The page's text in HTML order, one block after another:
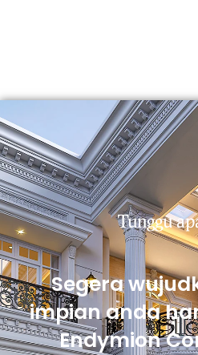
Tunggu
Segera
impian anda
Endymion